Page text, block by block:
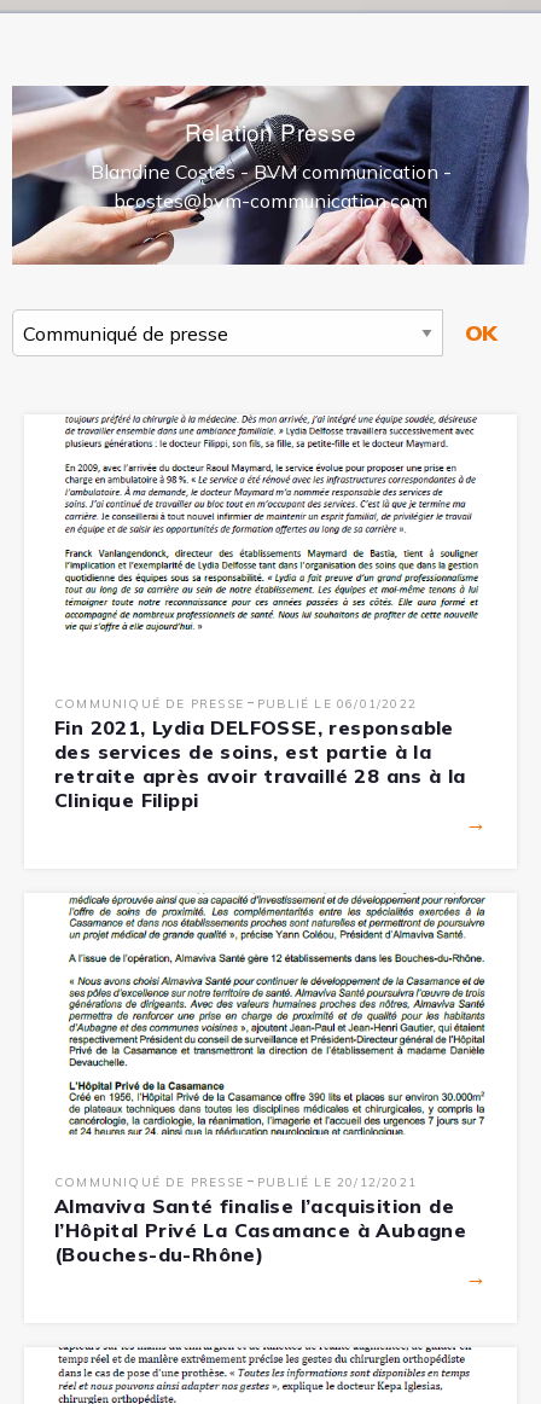
Relation Presse
Blandine Costes - BVM communication -
bcostes@bvm-communication.com
COMMUNIQUÉ DE PRESSE - PUBLIÉ LE 06/01/2022
Fin 2021, Lydia DELFOSSE, responsable
des services de soins, est partie à la
retraite après avoir travaillé 28 ans à la
Clinique Filippi
→
COMMUNIQUÉ DE PRESSE - PUBLIÉ LE 20/12/2021
Almaviva Santé finalise l’acquisition de
l’Hôpital Privé La Casamance à Aubagne
(Bouches-du-Rhône)
→